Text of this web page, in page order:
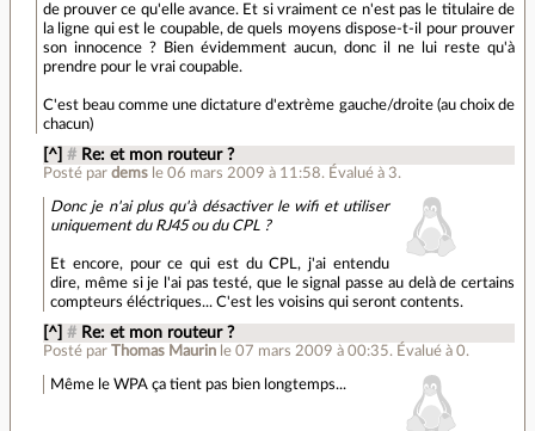
de prouver ce qu'elle avance. Et si vraiment ce n'est pas le titulaire de
la ligne qui est le coupable, de quels moyens dispose-t-il pour prouver
son innocence ? Bien évidemment aucun, donc il ne lui reste qu'à
prendre pour le vrai coupable.
C'est beau comme une dictature d'extrème gauche/droite (au choix de
chacun)
[^] # Re: et mon routeur ?
Posté pardems le 06 mars 2009 à 11:58. Évalué à 3.
Donc je n'ai plus qu'à désactiver le wifi et utiliser
uniquement du RJ45 ou du CPL ?
Et encore, pour ce qui est du CPL, j'ai entendu
dire, même si je l'ai pas testé, que le signal passe au delà de certains
compteurs éléctriques... C'est les voisins qui seront contents.
[^] # Re: et mon routeur ?
Posté par Thomas Maurin le 07 mars 2009 à 00:35. Évalué à0.
Même le WPA ça tient pas bien longtemps...